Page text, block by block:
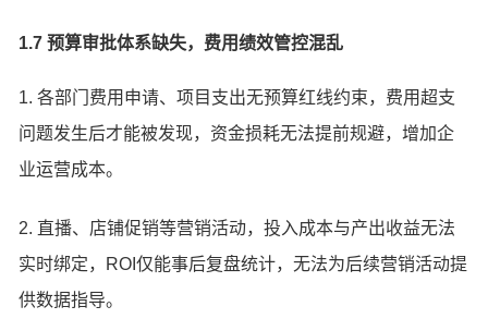
1.7 预算审批体系缺失，费用绩效管控混乱
1. 各部门费用申请、项目支出无预算红线约束，费用超支
问题发生后才能被发现，资金损耗无法提前规避，增加企
业运营成本。
2. 直播、店铺促销等营销活动，投入成本与产出收益无法
实时绑定，ROI仅能事后复盘统计，无法为后续营销活动提
供数据指导。